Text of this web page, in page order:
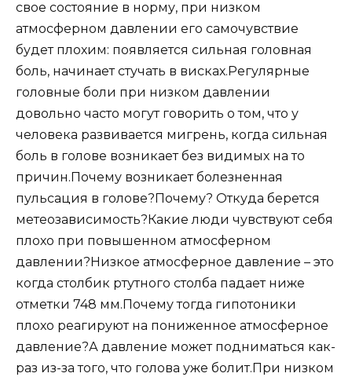
свое состояние в норму, при низком
атмосферном давлении его самочувствие
будет плохим: появляется сильная головная
боль, начинает стучать в висках.Регулярные
головные боли при низком давлении
довольно часто могут говорить о том, что у
человека развивается мигрень, когда сильная
боль в голове возникает без видимых на то
причин.Почему возникает болезненная
пульсация в голове?Почему? Откуда берется
метеозависимость?Какие люди чувствуют себя
плохо при повышенном атмосферном
давлении?Низкое атмосферное давление – это
когда столбик ртутного столба падает ниже
отметки 748 мм.Почему тогда гипотоники
плохо реагируют на пониженное атмосферное
давление?А давление может подниматься как-
раз из-за того, что голова уже болит.При низком